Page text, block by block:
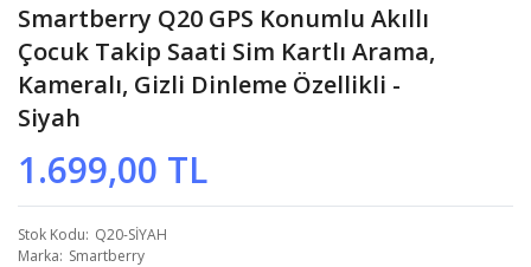
Smartberry Q20 GPS Konumlu Akıllı
Çocuk Takip Saati Sim Kartlı Arama,
Kameralı, Gizli Dinleme Özellikli -
Siyah
1.699,00 TL
Stok Kodu Q20-SİYAH
Marka Smartberry